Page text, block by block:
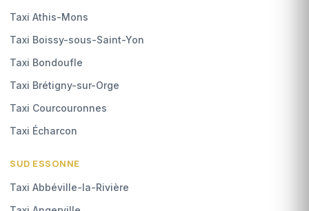
Taxi Athis-Mons
Taxi Boissy-sous-Saint-Yon
Taxi Bondoufle
Taxi Brétigny-sur-Orge
Taxi Courcouronnes
Taxi Écharcon
SUD ESSONNE
Taxi Abbéville-la-Rivière